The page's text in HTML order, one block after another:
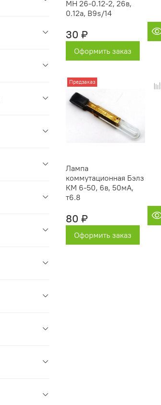
МН 26-0.12-2, 26в,
0.12а, B9s/14
30 ₽
Оформить заказ
Предзаказ
Лампа
коммутационная Бэлз
КМ 6-50, 6в, 50мА,
т6.8
80 ₽
Оформить заказ